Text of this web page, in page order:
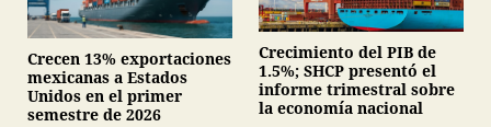
Crecen 13% exportaciones
mexicanas a Estados
Unidos en el primer
semestre de 2026
Crecimiento del PIB de
1.5%; SHCP presentó el
informe trimestral sobre
la economía nacional